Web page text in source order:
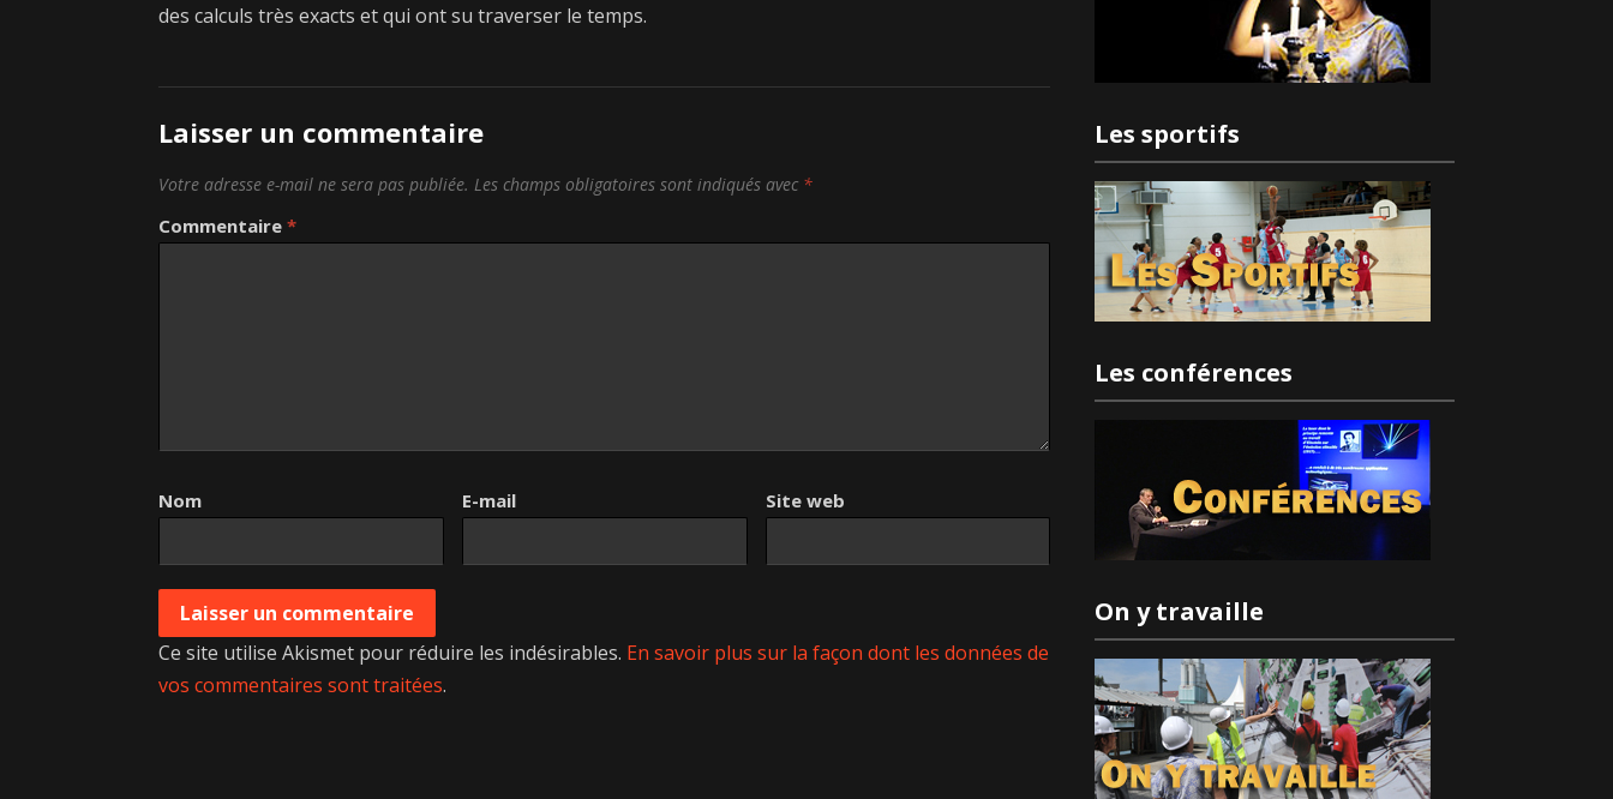
des calculs très exacts et qui ont su traverser le temps.
Laisser un commentaire
Votre adresse e-mail ne sera pas publiée. Les champs obligatoires sont indiqués avec *
Commentaire *
Nom E-mail Site web
Ce site utilise Akismet pour réduire les indésirables. En savoir plus sur la façon dont les données de
vos commentaires sont traitées.
Les sportifs
Les conférences
On y travaille